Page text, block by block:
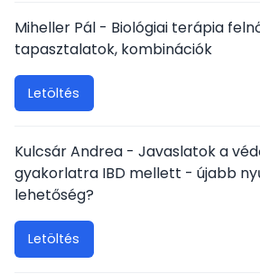
Miheller Pál - Biológiai terápia
tapasztalatok, kombinációk
Letöltés
Kulcsár Andrea - Javaslatok a
gyakorlatra IBD mellett - újabb
lehetőség?
Letöltés